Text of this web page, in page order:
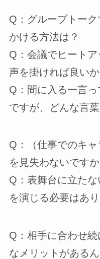
Q：グループトー
かける方法は？
Q：会議でヒート
声を掛ければ良いか
Q：間に入る一言
ですが、どんな言葉
Q：（仕事でのキ
を見失わないですか
Q：表舞台に立た
を演じる必要はあ
Q：相手に合わせ
なメリットがある